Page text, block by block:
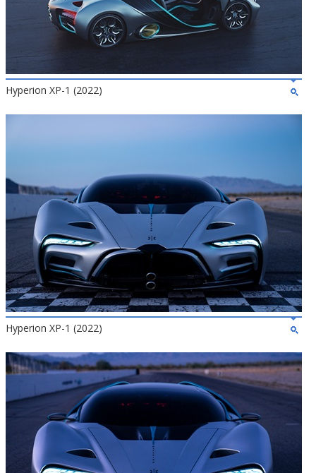
Hyperion XP-1 (2022)
Hyperion XP-1 (2022)